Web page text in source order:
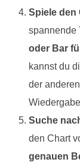
Spiele den
spannende
oder Bar
kannst du
der
Suche
den Chart
genauen